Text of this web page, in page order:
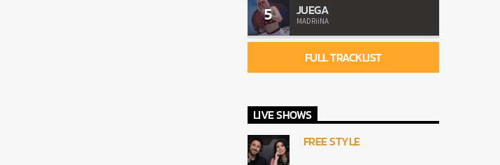
5 JUEGA
MADRiiNA
FULL TRACKLIST
LIVE SHOWS
FREE STYLE